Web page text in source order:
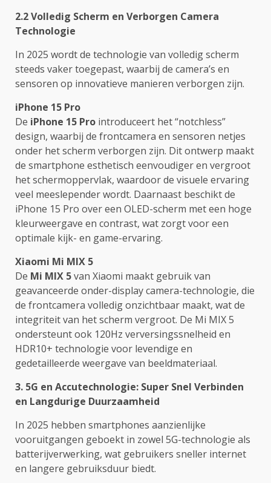
2.2 Volledig Scherm en Verborgen Camera
Technologie
In 2025 wordt de technologie van volledig scherm
steeds vaker toegepast, waarbij de camera’s en
sensoren op innovatieve manieren verborgen zijn.
iPhone 15 Pro
De iPhone 15 Pro introduceert het “notchless”
design, waarbij de frontcamera en sensoren netjes
onder het scherm verborgen zijn. Dit ontwerp maakt
de smartphone esthetisch eenvoudiger en vergroot
het schermoppervlak, waardoor de visuele ervaring
veel meeslepender wordt. Daarnaast beschikt de
iPhone 15 Pro over een OLED-scherm met een hoge
kleurweergave en contrast, wat zorgt voor een
optimale kijk- en game-ervaring.
Xiaomi Mi MIX 5
De Mi MIX 5van Xiaomi maakt gebruik van
geavanceerde onder-display camera-technologie, die
de frontcamera volledig onzichtbaar maakt, wat de
integriteit van het scherm vergroot. De Mi MIX 5
ondersteunt ook 120Hz verversingssnelheid en
HDR10+ technologie voor levendige en
gedetailleerde weergave van beeldmateriaal.
3. 5G en Accutechnologie: Super Snel Verbinden
en Langdurige Duurzaamheid
In 2025 hebben smartphones aanzienlijke
vooruitgangen geboekt in zowel 5G-technologie als
batterijverwerking, wat gebruikers sneller internet
en langere gebruiksduur biedt.